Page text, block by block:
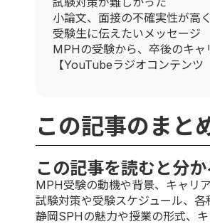
小論文、面接の不確実性が高
受験生に伝えたいメッセージ
MPHの受験から、卒後のキ
【YouTubeラジオコンテン
この記事のまと
この記事を読むと分か
MPH受験の動機や背景、キャリ
試験対策や受験スケジュール、各
静岡SPHの魅力や授業の形式、